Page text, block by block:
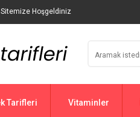
Hoşgeldiniz
Tarifleri Vitaminler